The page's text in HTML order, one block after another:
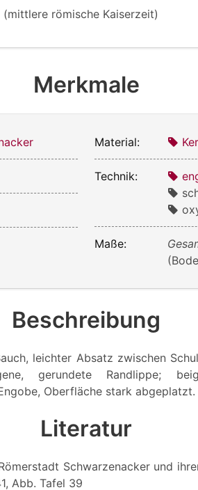
römische Kaiserzeit)
Merkmale
Material:
Technik:
Maße:
Beschreibung
leichter Absatz zwischen
gerundete Randlippe;
Oberfläche stark abgeplatzt.
Literatur
Schwarzenacker und
Abb. Tafel 39